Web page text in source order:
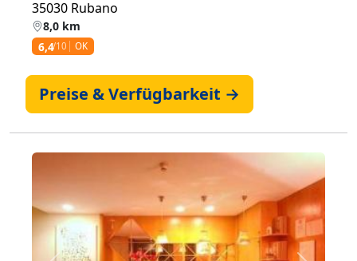
35030 Rubano
8,0 km
6,4/10 OK
Preise & Verfügbarkeit →